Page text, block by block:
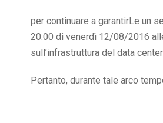
per continuare a garantirLe un
20:00 di venerdì 12/08/2016
sull’infrastruttura del data
Pertanto, durante tale arco